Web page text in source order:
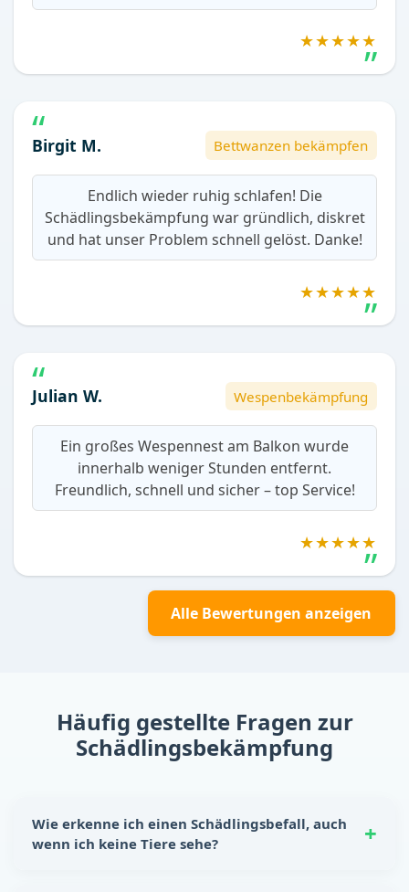
★★★★★
Birgit M. Bettwanzen bekämpfen
Endlich wieder ruhig schlafen! Die
Schädlingsbekämpfung war gründlich, diskret
und hat unser Problem schnell gelöst. Danke!
★★★★★
Julian W. Wespenbekämpfung
Ein großes Wespennest am Balkon wurde
innerhalb weniger Stunden entfernt.
Freundlich, schnell und sicher – top Service!
★★★★★
Alle Bewertungen anzeigen
Häufig gestellte Fragen zur
Schädlingsbekämpfung
Wie erkenne ich einen Schädlingsbefall, auch
wenn ich keine Tiere sehe?